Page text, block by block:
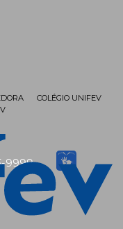
9999
COLÉGIO UNIFEV